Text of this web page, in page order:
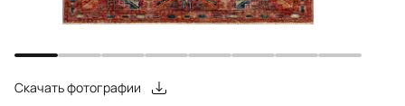
Скачать фотографии